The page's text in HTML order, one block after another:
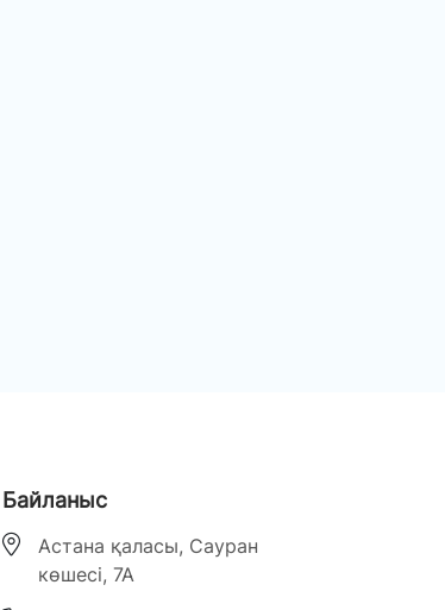
Байланыс
Астана қаласы, Сауран
көшесі, 7А